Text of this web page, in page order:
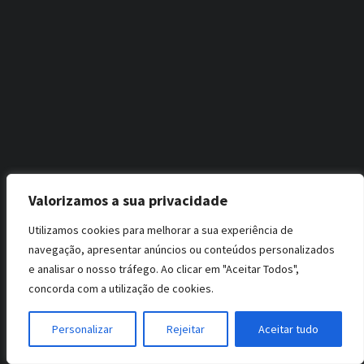
Valorizamos a sua privacidade
Utilizamos cookies para melhorar a sua experiência de
navegação, apresentar anúncios ou conteúdos personalizados
e analisar o nosso tráfego. Ao clicar em "Aceitar Todos",
concorda com a utilização de cookies.
Personalizar Rejeitar Aceitar tudo